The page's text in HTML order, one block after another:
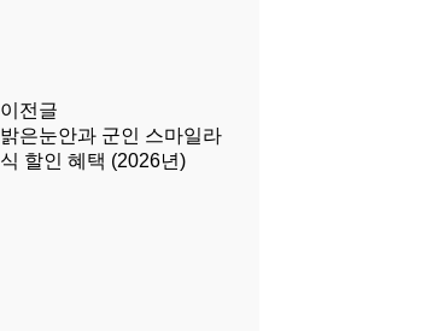
이전글
밝은눈안과 군인 스마일라
식 할인 혜택 (2026년)